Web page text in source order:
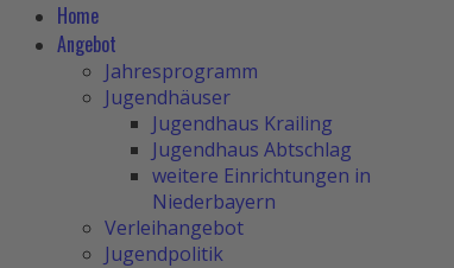
Home
Angebot
Jahresprogramm
Jugendhäuser
Jugendhaus Krailing
Jugendhaus Abtschlag
weitere Einrichtungen in
Niederbayern
Verleihangebot
Jugendpolitik